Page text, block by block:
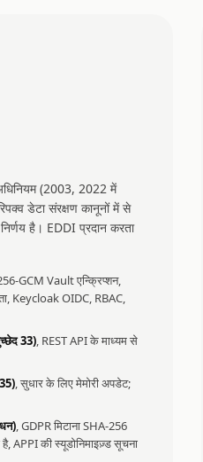
(2003, 2022 में
डेटा संरक्षण कानूनों में से
है। EDDI प्रदान करता
GCM Vault एन्क्रिप्शन,
Keycloak OIDC, RBAC,
33) , REST API के माध्यम से
, सुधार के लिए मेमोरी अपडेट;
, GDPR मिटाना SHA-256
APPI की स्यूडोनिमाइज़्ड सूचना